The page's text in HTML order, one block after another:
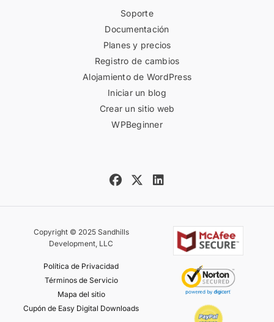
Soporte
Documentación
Planes y precios
Registro de cambios
Alojamiento de WordPress
Iniciar un blog
Crear un sitio web
WPBeginner
Copyright © 2025 Sandhills
Development, LLC
Política de Privacidad
Términos de Servicio
Mapa del sitio
Cupón de Easy Digital Downloads